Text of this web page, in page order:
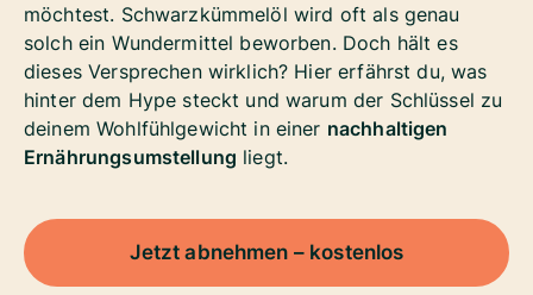
möchtest. Schwarzkümmelöl wird oft als genau
solch ein Wundermittel beworben. Doch hält es
dieses Versprechen wirklich? Hier erfährst du, was
hinter dem Hype steckt und warum der Schlüssel zu
deinem Wohlfühlgewicht in einer nachhaltigen
Ernährungsumstellung liegt.
Jetzt abnehmen – kostenlos